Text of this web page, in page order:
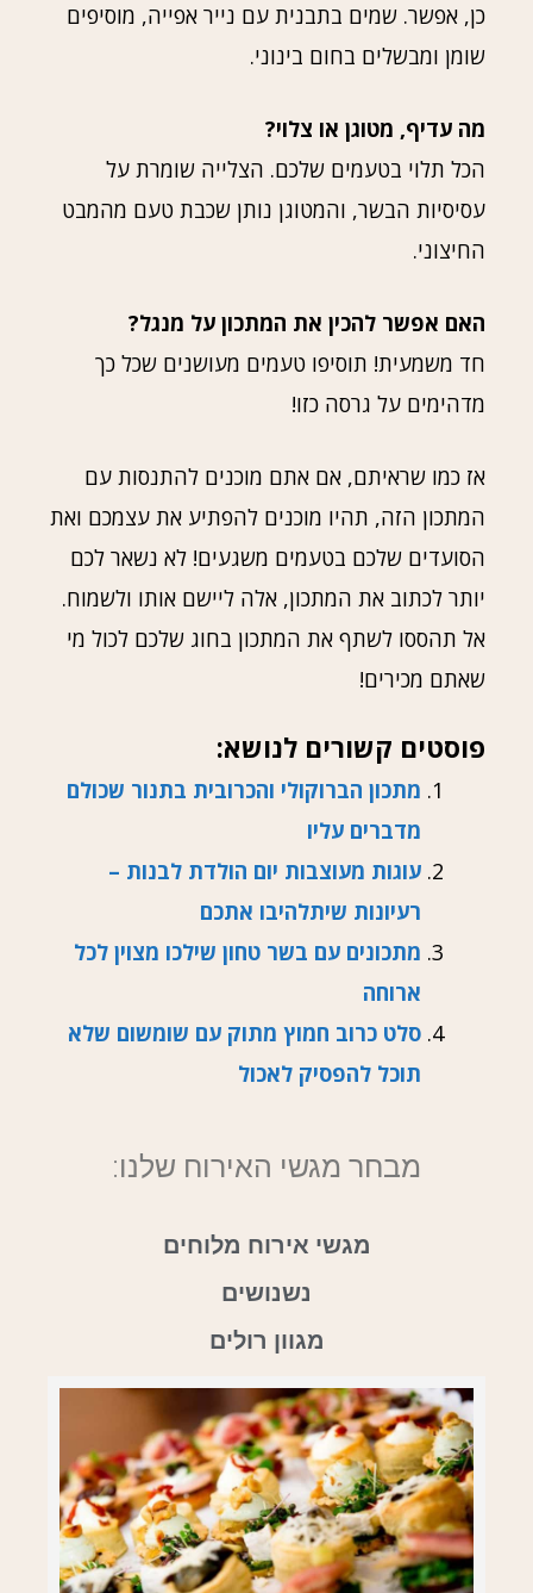
כן, אפשר. שמים בתבנית עם נייר אפייה, מוסיפים
שומן ומבשלים בחום בינוני.
מה עדיף, מטוגן או צלוי?
הכל תלוי בטעמים שלכם. הצלייה שומרת על
עסיסיות הבשר, והמטוגן נותן שכבת טעם מהמבט
החיצוני.
האם אפשר להכין את המתכון על מנגל?
חד משמעית! תוסיפו טעמים מעושנים שכל כך
מדהימים על גרסה כזו!
אז כמו שראיתם, אם אתם מוכנים להתנסות עם
המתכון הזה, תהיו מוכנים להפתיע את עצמכם ואת
הסועדים שלכם בטעמים משגעים! לא נשאר לכם
יותר לכתוב את המתכון, אלה ליישם אותו ולשמוח.
אל תהססו לשתף את המתכון בחוג שלכם לכול מי
שאתם מכירים!
פוסטים קשורים לנושא:
מתכון הברוקולי והכרובית בתנור שכולם
מדברים עליו
עוגות מעוצבות יום הולדת לבנות –
רעיונות שיתלהיבו אתכם
מתכונים עם בשר טחון שילכו מצוין לכל
ארוחה
סלט כרוב חמוץ מתוק עם שומשום שלא
תוכל להפסיק לאכול
מבחר מגשי האירוח שלנו:
מגשי אירוח מלוחים
נשנושים
מגוון רולים